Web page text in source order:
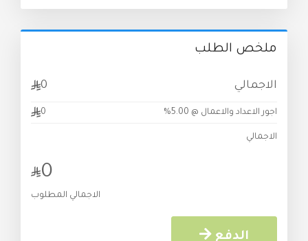
ملخص الطلب
الاجمالي 0
اجور الاعداد والاعمال @ 5.00% 0
الاجمالي
0
الاجمالي المطلوب
الدفع